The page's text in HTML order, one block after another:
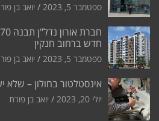
ספטמבר 5, 2023 יואב בן
חדש ברחוב חנקין
ספטמבר 5, 2023 יואב בן
אינסטלטור בחולון – שלא
יולי 20, 2023 יואב בן פורת